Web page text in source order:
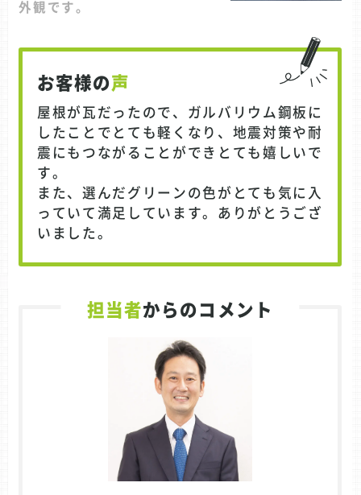
外観です。
お客様の声
屋根が瓦だったので、ガルバリウム鋼板に
したことでとても軽くなり、地震対策や耐
震にもつながることができとても嬉しいで
す。
また、選んだグリーンの色がとても気に入
っていて満足しています。ありがとうござ
いました。
担当者からのコメント